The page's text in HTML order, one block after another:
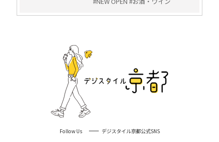
Follow Us デジスタイル京都公式SNS